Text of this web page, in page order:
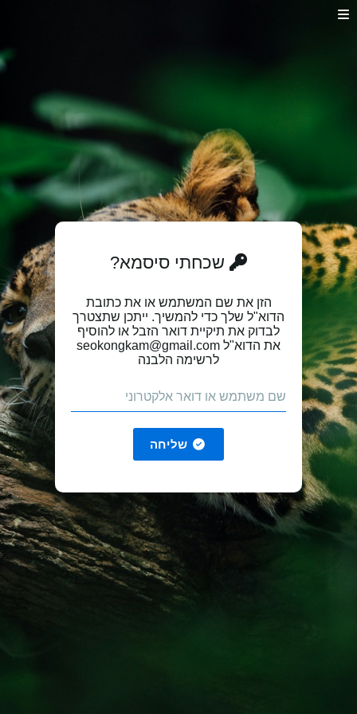
שכחתי סיסמא?
הזן את שם המשתמש או את כתובת
הדוא"ל שלך כדי להמשיך. ייתכן שתצטרך
לבדוק את תיקיית דואר הזבל או להוסיף
את הדוא"ל seokongkam@gmail.com
לרשימה הלבנה
שליחה